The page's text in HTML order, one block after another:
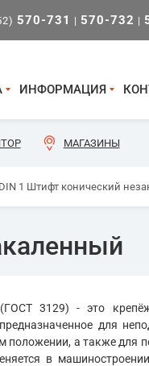
570-731 | 570-732 |
ИНФОРМАЦИЯ
МАГАЗИНЫ
1 Штифт конический
3129) - это
для
положении, а также для
в